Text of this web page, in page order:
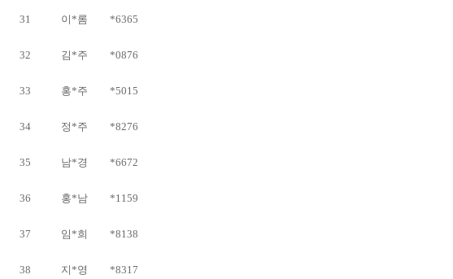
31 이*롬 *6365
32 김*주 *0876
33 홍*주 *5015
34 정*주 *8276
35 남*경 *6672
36 홍*남 *1159
37 임*희 *8138
38 지*영 *8317